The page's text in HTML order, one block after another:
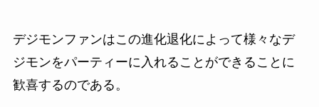
デジモンファンはこの進化退化によって様々なデ
ジモンをパーティーに入れることができることに
歓喜するのである。